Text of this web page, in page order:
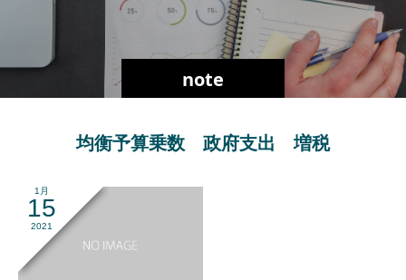
note
均衡予算乗数 政府支出 増税
1月
15
2021